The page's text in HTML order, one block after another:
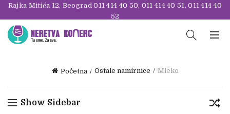
Rajka Mitića 12, Beograd011 414 40 50, 011 414 40 51,011 414 40
52
Početna Ostale namirnice Mleko
Show Sidebar